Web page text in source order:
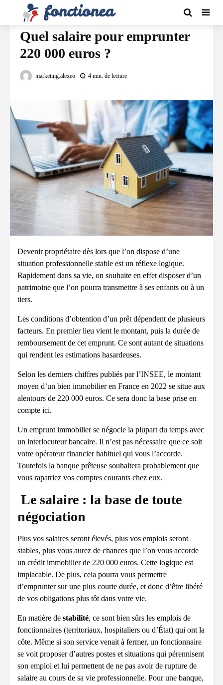
FINANCEMENT
Quel salaire pour emprunter
220 000 euros ?
marketing.alexeo 4 min. de lecture
Devenir propriétaire dès lors que l’on dispose d’une
situation professionnelle stable est un réflexe logique.
Rapidement dans sa vie, on souhaite en effet disposer d’un
patrimoine que l’on pourra transmettre à ses enfants ou à un
tiers.
Les conditions d’obtention d’un prêt dépendent de plusieurs
facteurs. En premier lieu vient le montant, puis la durée de
remboursement de cet emprunt. Ce sont autant de situations
qui rendent les estimations hasardeuses.
Selon les derniers chiffres publiés par l’INSEE, le montant
moyen d’un bien immobilier en France en 2022 se situe aux
alentours de 220 000 euros. Ce sera donc la base prise en
compte ici.
Un emprunt immobilier se négocie la plupart du temps avec
un interlocuteur bancaire. Il n’est pas nécessaire que ce soit
votre opérateur financier habituel qui vous l’accorde.
Toutefois la banque prêteuse souhaitera probablement que
vous rapatriez vos comptes courants chez eux.
Le salaire : la base de toute
négociation
Plus vos salaires seront élevés, plus vos emplois seront
stables, plus vous aurez de chances que l’on vous accorde
un crédit immobilier de 220 000 euros. Cette logique est
implacable. De plus, cela pourra vous permettre
d’emprunter sur une plus courte durée, et donc d’être libéré
de vos obligations plus tôt dans votre vie.
En matière de stabilité, ce sont bien sûrs les emplois de
fonctionnaires (territoriaux, hospitaliers ou d’État) qui ont la
côte. Même si son service venait à fermer, un fonctionnaire
se voit proposer d’autres postes et situations qui pérennisent
son emploi et lui permettent de ne pas avoir de rupture de
salaire au cours de sa vie professionnelle. Pour une banque,